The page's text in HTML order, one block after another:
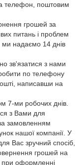
телефон, поштовим
грошей за
питань і проблем
надаємо 14 днів
зв'язатися з нами
по телефону
написавши на
7-ми робочих днів.
з Вами для
замовленням
нашої компанії. У
Вас зручний спосіб,
грошей на
при оформленні